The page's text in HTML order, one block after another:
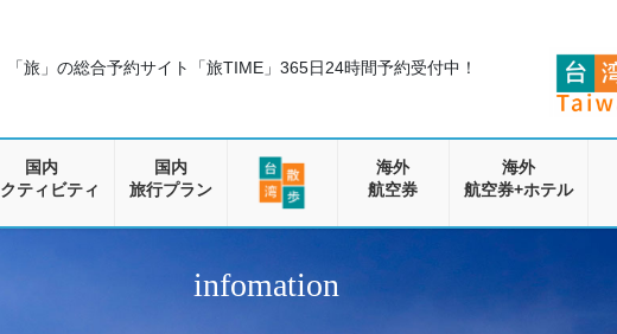
「旅」の総合予約サイト「旅TIME」 365日24時間予約受付中！
国内
ティビティ
国内
旅行プラン
海外
航空券
海外
航空券+ホテル
infomation